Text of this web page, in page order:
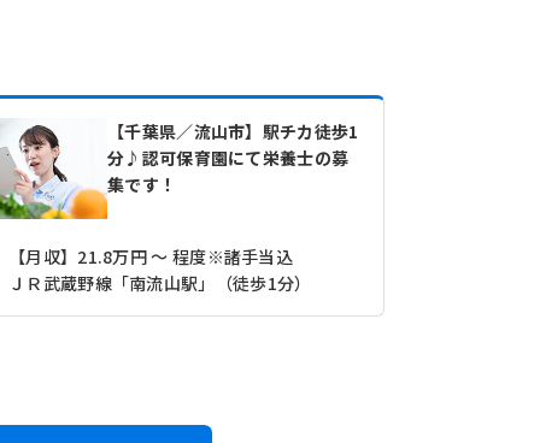
【千葉県／流山市】駅チカ徒歩1
分♪認可保育園にて栄養士の募
集です！
【月収】21.8万円 ～ 程度※諸手当込
ＪＲ武蔵野線「南流山駅」（徒歩1分）